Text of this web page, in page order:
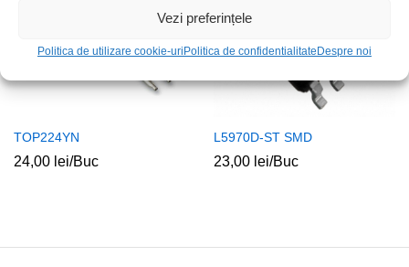
Vezi preferințele
Politica de utilizare cookie-uriPolitica de confidentialitateDespre noi
TOP224YN
24,00 lei/Buc
L5970D-ST SMD
23,00 lei/Buc